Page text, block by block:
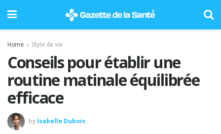
Home Style de vie
Conseils pour établir une
routine matinale équilibrée
efficace
by Isabelle Dubois